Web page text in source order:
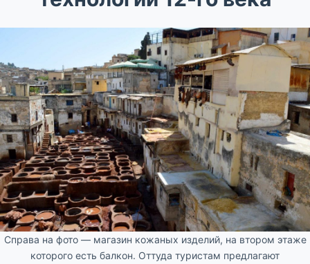
Справа на фото — магазин кожаных изделий, на втором этаже
которого есть балкон. Оттуда туристам предлагают